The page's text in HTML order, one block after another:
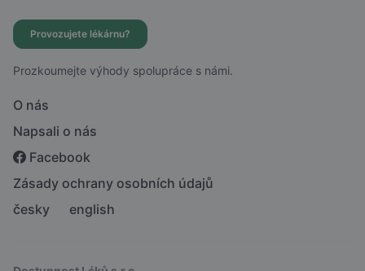
Provozujete lékárnu?
Prozkoumejte výhody spolupráce s námi.
O nás
Napsali o nás
Facebook
Zásady ochrany osobních údajů
česky
english